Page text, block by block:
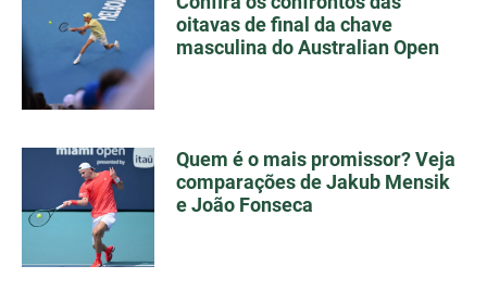
oitavas de final da chave
masculina do Australian Open
Quem é o mais promissor? Veja
comparações de Jakub Mensik
e João Fonseca